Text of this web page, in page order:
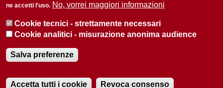
ne accetti l'uso. No, vorrei maggiori informazioni
Cookie tecnici - strettamente necessari
Cookie analitici - misurazione anonima audience
Salva preferenze
Accetta tutti i cookie Revoca consenso